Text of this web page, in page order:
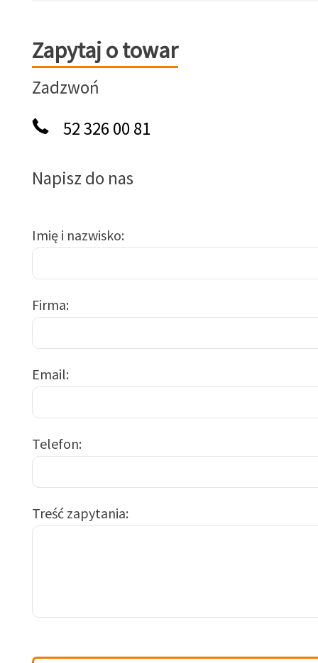
Zapytaj o towar
Zapytaj o towar
Zadzwoń
52 326 00 81
Napisz do nas
Imię i nazwisko
Firma
Email
Telefon
Treść zapytania